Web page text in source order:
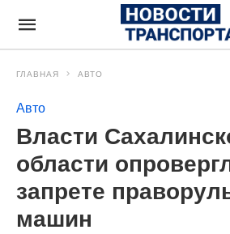
ГЛАВНАЯ АВТО
Авто
Власти
области
запрете
машин